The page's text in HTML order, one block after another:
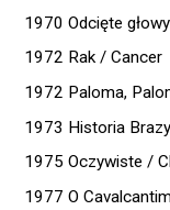
1970 Odcięte
1972 Rak / Cancer
1972 Paloma,
1973 Historia
1975 Oczywiste /
1977 O